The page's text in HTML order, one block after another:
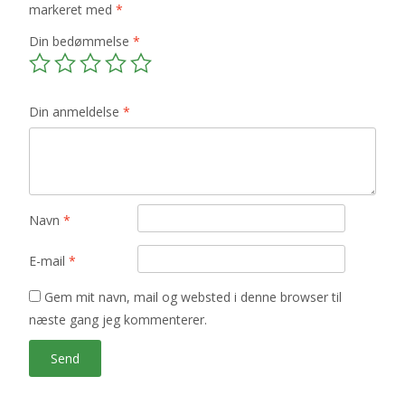
markeret med *
Din bedømmelse *
Din anmeldelse *
Navn *
E-mail *
Gem mit navn, mail og websted i denne browser til
næste gang jeg kommenterer.